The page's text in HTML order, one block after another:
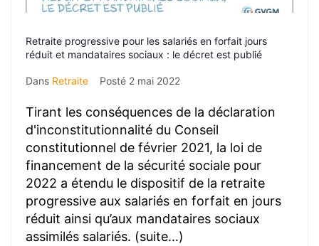
Retraite progressive pour les salariés en forfait jours
réduit et mandataires sociaux : le décret est publié
Dans Retraite Posté 2 mai 2022
Tirant les conséquences de la déclaration
d'inconstitutionnalité du Conseil
constitutionnel de février 2021, la loi de
financement de la sécurité sociale pour
2022 a étendu le dispositif de la retraite
progressive aux salariés en forfait en jours
réduit ainsi qu’aux mandataires sociaux
assimilés salariés. (suite…)